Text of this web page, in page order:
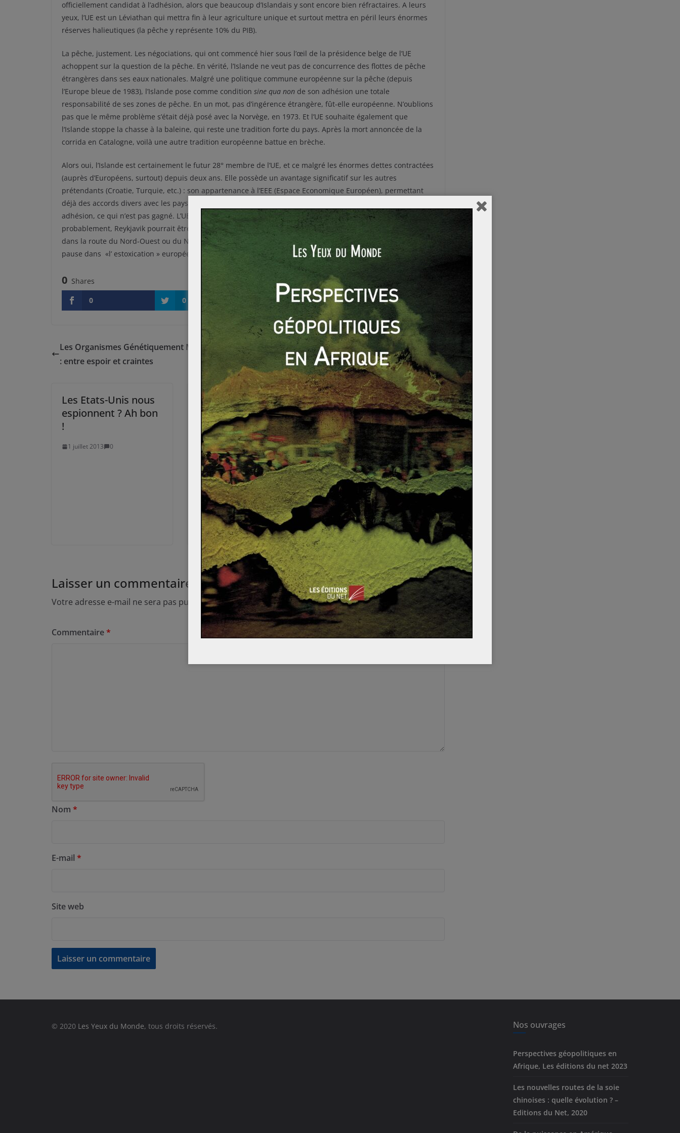
officiellement candidat à l’adhésion, alors que beaucoup d’Islandais y sont encore bien réfractaires. A leurs
yeux, l’UE est un Léviathan qui mettra fin à leur agriculture unique et surtout mettra en péril leurs énormes
réserves halieutiques (la pêche y représente 10% du PIB).
La pêche, justement. Les négociations, qui ont commencé hier sous l’œil de la présidence belge de l’UE
achoppent sur la question de la pêche. En vérité, l’Islande ne veut pas de concurrence des flottes de pêche
étrangères dans ses eaux nationales. Malgré une politique commune européenne sur la pêche (depuis
l’Europe bleue de 1983), l’Islande pose comme condition sine qua non de son adhésion une totale
responsabilité de ses zones de pêche. En un mot, pas d’ingérence étrangère, fût-elle européenne. N’oublions
pas que le même problème s’était déjà posé avec la Norvège, en 1973. Et l’UE souhaite également que
l‘Islande stoppe la chasse à la baleine, qui reste une tradition forte du pays. Après la mort annoncée de la
corrida en Catalogne, voilà une autre tradition européenne battue en brèche.
Alors oui, l’Islande est certainement le futur 28° membre de l’UE, et ce malgré les énormes dettes contractées
(auprès d’Européens, surtout) depuis deux ans. Elle possède un avantage significatif sur les autres
prétendants (Croatie, Turquie, etc.) : son appartenance à l’EEE (Espace Economique Européen), permettant
déjà des accords divers avec les pays membres de l’UE. Reste à voir si la population sera favorable à cette
adhésion, ce qui n’est pas gagné. L’UE, quant à elle, s’ouvrirait une porte vers le Nord, sachant que, très
probablement, Reykjavik pourrait être, dans les décennies à venir, un des ports majeurs de ravitaillement
dans la route du Nord-Ouest ou du Nord-Est. Mais, en tout cas, cette adhésion pourrait bien marquer une
pause dans «l’ estoxication » européenne.
0 Shares
0
0 0 0
Les Organismes Génétiquement Modifiés (OGM)
: entre espoir et craintes
Sommet sur le Liban entre l’Arabie Saoudite et la
Syrie
Les Etats-Unis nous
espionnent ? Ah bon
!
1 juillet 2013 0
L’Europe à l’heure du
choix
14 septembre 2011 0
Héritages de
systèmes: Des
stratégies coloniales
plurielles (2/2)
2 août 2022 0
Laisser un commentaire
Votre adresse e-mail ne sera pas publiée.Les champs obligatoires sont indiqués avec
Commentaire*
Nom *
E-mail *
Site web
© 2020 Les Yeux du Monde, tous droits réservés. Nos ouvrages
Perspectives géopolitiques en
Afrique, Les éditions du net 2023
Les nouvelles routes de la soie
chinoises : quelle évolution ? –
Editions du Net, 2020